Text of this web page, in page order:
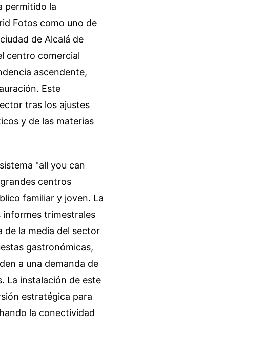
permitido la
Fotos como uno de
de Alcalá de
centro comercial
ascendente,
Este
tras los ajustes
y de las materias
"all you can
centros
familiar y joven. La
informes trimestrales
de la media del sector
gastronómicas,
a una demanda de
La instalación de este
estratégica para
la conectividad